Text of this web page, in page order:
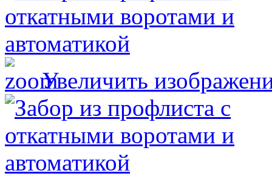
Увеличить